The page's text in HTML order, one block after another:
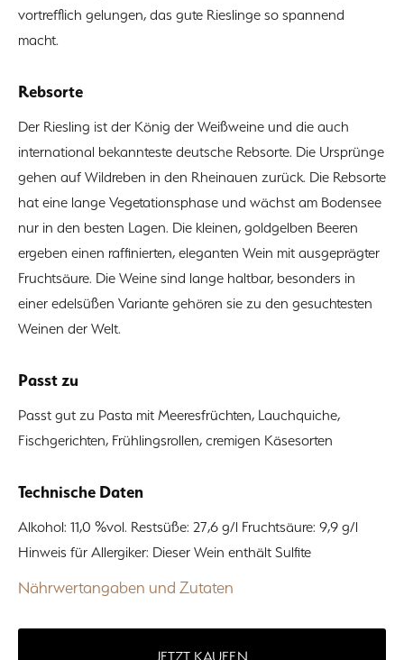
vortrefflich gelungen, das gute Rieslinge so spannend
macht.
Rebsorte
Der Riesling ist der König der Weißweine und die auch
international bekannteste deutsche Rebsorte. Die Ursprünge
gehen auf Wildreben in den Rheinauen zurück. Die Rebsorte
hat eine lange Vegetationsphase und wächst am Bodensee
nur in den besten Lagen. Die kleinen, goldgelben Beeren
ergeben einen raffinierten, eleganten Wein mit ausgeprägter
Fruchtsäure. Die Weine sind lange haltbar, besonders in
einer edelsüßen Variante gehören sie zu den gesuchtesten
Weinen der Welt.
Passt zu
Passt gut zu Pasta mit Meeresfrüchten, Lauchquiche,
Fischgerichten, Frühlingsrollen, cremigen Käsesorten
Technische Daten
Alkohol: 11,0 %vol. Restsüße: 27,6 g/l Fruchtsäure: 9,9 g/l
Hinweis für Allergiker: Dieser Wein enthält Sulfite
Nährwertangaben und Zutaten